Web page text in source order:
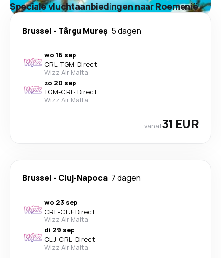
Speciale vluchtaanbiedingen naar Roemenië
Brussel - Târgu Mureș 5 dagen
wo 16 sep
CRL-TGM· Direct
Wizz Air Malta
zo 20 sep
TGM-CRL· Direct
Wizz Air Malta
vanaf31 EUR
Brussel - Cluj-Napoca 7 dagen
wo 23 sep
CRL-CLJ· Direct
Wizz Air Malta
di 29 sep
CLJ-CRL· Direct
Wizz Air Malta